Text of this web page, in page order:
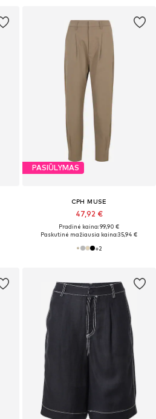
PASIŪLYMAS
CPH MUSE
47,92 €
Pradinė kaina: 99,90 €
Paskutinė mažiausia kaina:35,94 €
+2